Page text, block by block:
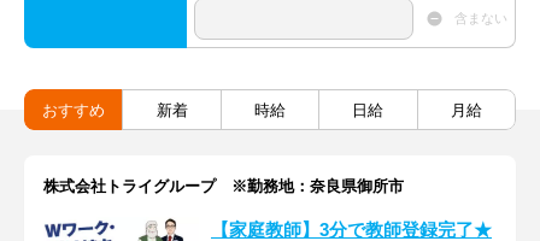
含まない
おすすめ 新着 時給 日給 月給
株式会社トライグループ ※勤務地：奈良県御所市
【家庭教師】3分で教師登録完了★